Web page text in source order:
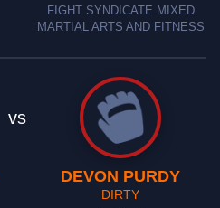
FIGHT SYNDICATE MIXED
MARTIAL ARTS AND FITNESS
vs
DEVON PURDY
DIRTY